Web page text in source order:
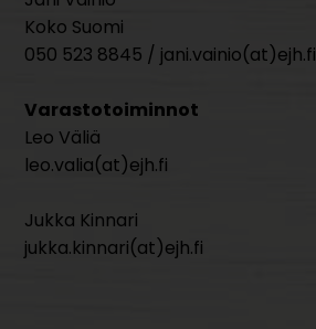
Koko Suomi
050 523 8845 / jani.vainio(at)ejh.fi
Varastotoiminnot
Leo Väliä
leo.valia(at)ejh.fi
Jukka Kinnari
jukka.kinnari(at)ejh.fi